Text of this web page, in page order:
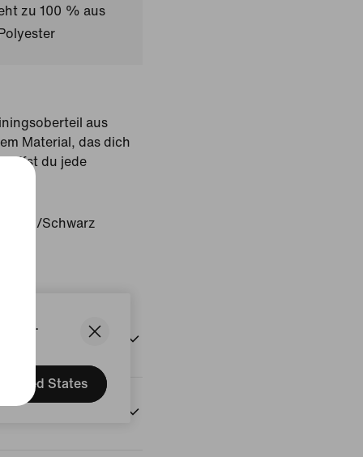
United States
zu 100 % aus
aus
Material, das dich
du jede
Grey/Schwarz